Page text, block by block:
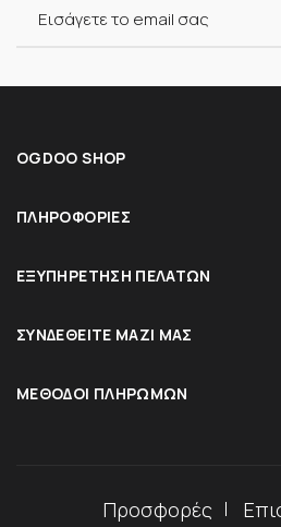
OGDOO SHOP
ΠΛΗΡΟΦΟΡΊΕΣ
ΕΞΥΠΗΡΈΤΗΣΗ ΠΕΛΑΤΏΝ
ΣΥΝΔΕΘΕΊΤΕ ΜΑΖΊ ΜΑΣ
ΜΈΘΟΔΟΙ ΠΛΗΡΩΜΏΝ
Προσφορές